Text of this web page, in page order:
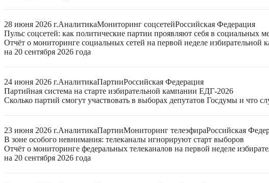
28 июня 2026 г.АналитикаМониторинг соцсетейРоссийская Федерация
Пульс соцсетей: как политические партии проявляют себя в социальных
Отчёт о мониторинге социальных сетей на первой неделе
на 20 сентября 2026 года
24 июня 2026 г.АналитикаПартииРоссийская Федерация
Партийная система на старте избирательной кампании ЕДГ-2026
Сколько партий смогут участвовать в выборах депутатов Госдумы и что
23 июня 2026 г.АналитикаПартииМониторинг телеэфираРоссийская
В зоне особого невнимания: телеканалы игнорируют старт выборов
Отчёт о мониторинге федеральных телеканалов на первой неделе
на 20 сентября 2026 года